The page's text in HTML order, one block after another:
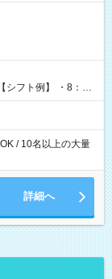
/ 10名以上の大量
詳細へ